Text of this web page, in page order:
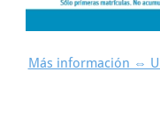
Más información ⇔